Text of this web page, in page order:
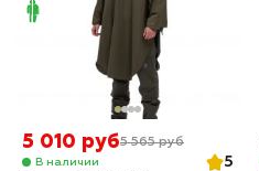
5 010 руб5 565 руб
В наличии
5